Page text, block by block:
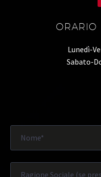
ORARIO
Lunedì-
Sabato-